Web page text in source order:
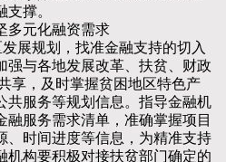
撑。
元化融资需求
规划，找准金融支持的切入
强与各地发展改革、扶贫、财政
享，及时掌握贫困地区特色产
共服务等规划信息。指导金融机
融服务需求清单，准确掌握项目
、时间进度等信息，为精准支持
机构要积极对接扶贫部门确定的